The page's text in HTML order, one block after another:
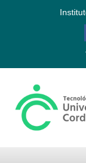
Salta al contenido